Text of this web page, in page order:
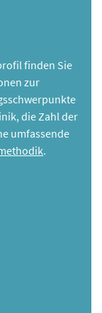
finden Sie
zur
die Zahl der
umfassende
.